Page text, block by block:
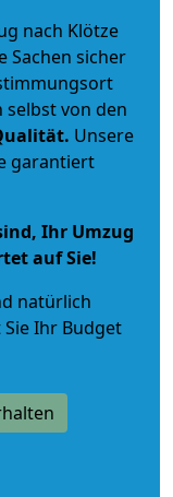
nach Klötze
Sachen sicher
selbst von den
. Unsere
garantiert
Ihr Umzug
auf Sie!
natürlich
Sie Ihr Budget